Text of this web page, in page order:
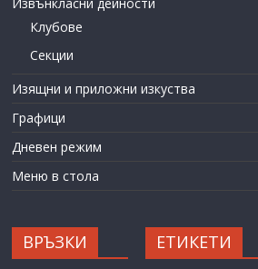
Клубове
Секции
Изящни и приложни изкуства
Графици
Дневен режим
Меню в стола
ВРЪЗКИ ЕТИКЕТИ